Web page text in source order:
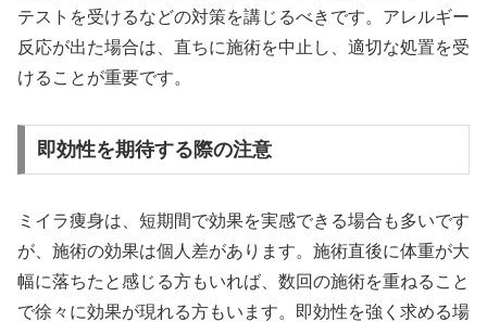
テストを受けるなどの対策を講じるべきです。アレルギー
反応が出た場合は、直ちに施術を中止し、適切な処置を受
けることが重要です。
即効性を期待する際の注意
ミイラ痩身は、短期間で効果を実感できる場合も多いです
が、施術の効果は個人差があります。施術直後に体重が大
幅に落ちたと感じる方もいれば、数回の施術を重ねること
で徐々に効果が現れる方もいます。即効性を強く求める場